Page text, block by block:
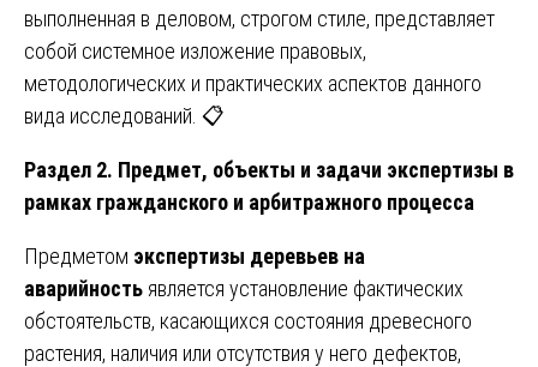
выполненная в деловом, строгом стиле, представляет
собой системное изложение правовых,
методологических и практических аспектов данного
вида исследований. 📋
Раздел 2. Предмет, объекты и задачи экспертизы в
рамках гражданского и арбитражного процесса
Предметом экспертизы деревьев на
аварийность является установление фактических
обстоятельств, касающихся состояния древесного
растения, наличия или отсутствия у него дефектов,